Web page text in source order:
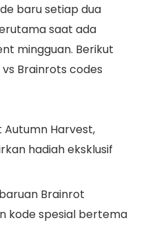
baru setiap dua
saat ada
mingguan. Berikut
Brainrots codes
Autumn Harvest,
hadiah eksklusif
Brainrot
kode spesial bertema